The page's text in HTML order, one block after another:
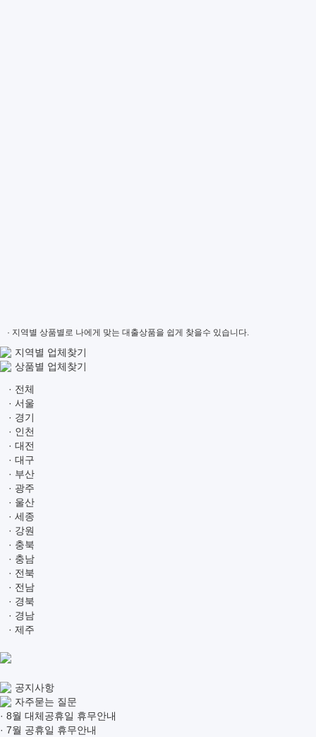
· 지역별 상품별로 나에게 맞는 대출상품을 쉽게 찾을수 있습니다.
지역별 업체찾기
상품별 업체찾기
· 전체
· 서울
· 경기
· 인천
· 대전
· 대구
· 부산
· 광주
· 울산
· 세종
· 강원
· 충북
· 충남
· 전북
· 전남
· 경북
· 경남
· 제주
공지사항
자주묻는 질문
· 8월 대체공휴일 휴무안내
· 7월 공휴일 휴무안내